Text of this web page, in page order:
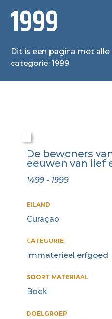
1999
Dit is een pagina met
categorie: 1999
De bewoners
eeuwen van lief
1499 - 1999
EILAND
Curaçao
CATEGORIE
Immaterieel erfgoed
SOORT MATERIAAL
Boek
DOELGROEP